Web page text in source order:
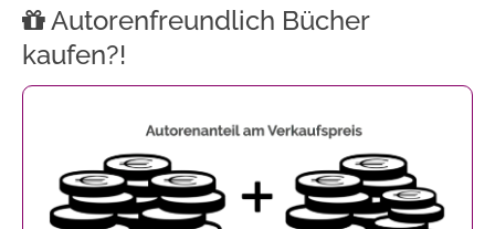
Autorenfreundlich Bücher
kaufen?!